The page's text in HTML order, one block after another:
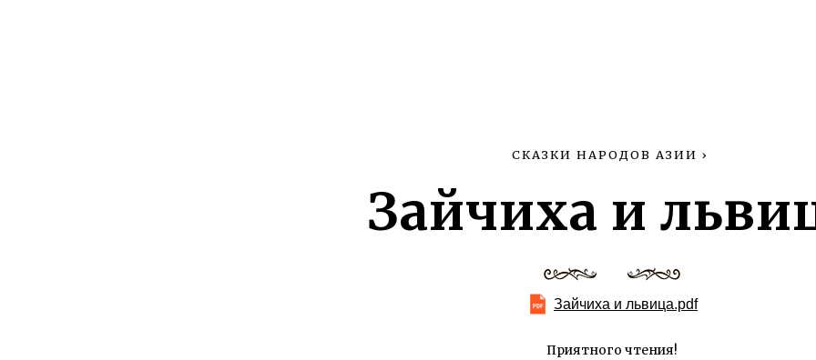
СКАЗКИ НАРОДОВ АЗИИ ›
Зайчиха и
Зайчиха и львица.pdf
Приятного чтения!